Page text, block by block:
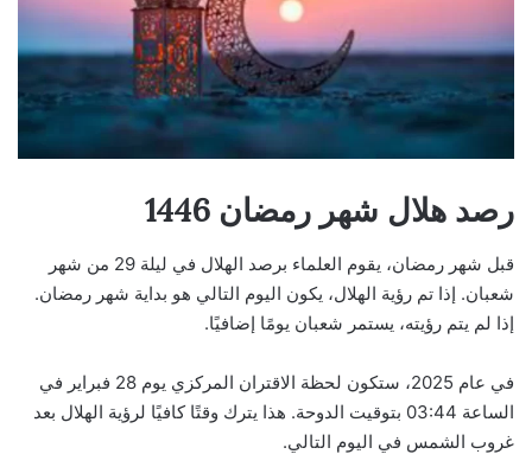
رصد هلال شهر رمضان 1446
قبل شهر رمضان، يقوم العلماء برصد الهلال في ليلة 29 من شهر
شعبان. إذا تم رؤية الهلال، يكون اليوم التالي هو بداية شهر رمضان.
إذا لم يتم رؤيته، يستمر شعبان يومًا إضافيًا.
في عام 2025، ستكون لحظة الاقتران المركزي يوم 28 فبراير في
الساعة 03:44 بتوقيت الدوحة. هذا يترك وقتًا كافيًا لرؤية الهلال بعد
غروب الشمس في اليوم التالي.